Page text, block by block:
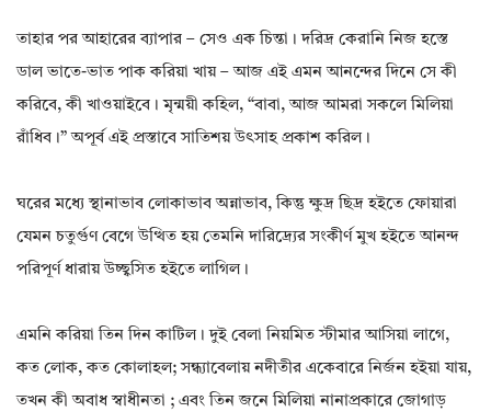
তাহার পর আহারের ব্যাপার – সেও এক চিন্তা। দরিদ্র কেরানি নিজ হস্তে
ডাল ভাতে-ভাত পাক করিয়া খায় – আজ এই এমন আনন্দের দিনে সে কী
করিবে, কী খাওয়াইবে। মৃন্ময়ী কহিল, “বাবা, আজ আমরা সকলে মিলিয়া
রাঁধিব।” অপূর্ব এই প্রস্তাবে সাতিশয় উৎসাহ প্রকাশ করিল।
ঘরের মধ্যে স্থানাভাব লোকাভাব অন্নাভাব, কিন্তু ক্ষুদ্র ছিদ্র হইতে ফোয়ারা
যেমন চতুর্গুণ বেগে উত্থিত হয় তেমনি দারিদ্র্যের সংকীর্ণ মুখ হইতে আনন্দ
পরিপূর্ণ ধারায় উচ্ছ্বসিত হইতে লাগিল।
এমনি করিয়া তিন দিন কাটিল। দুই বেলা নিয়মিত স্টীমার আসিয়া লাগে,
কত লোক, কত কোলাহল; সন্ধ্যাবেলায় নদীতীর একেবারে নির্জন হইয়া যায়,
তখন কী অবাধ স্বাধীনতা ; এবং তিন জনে মিলিয়া নানাপ্রকারে জোগাড়